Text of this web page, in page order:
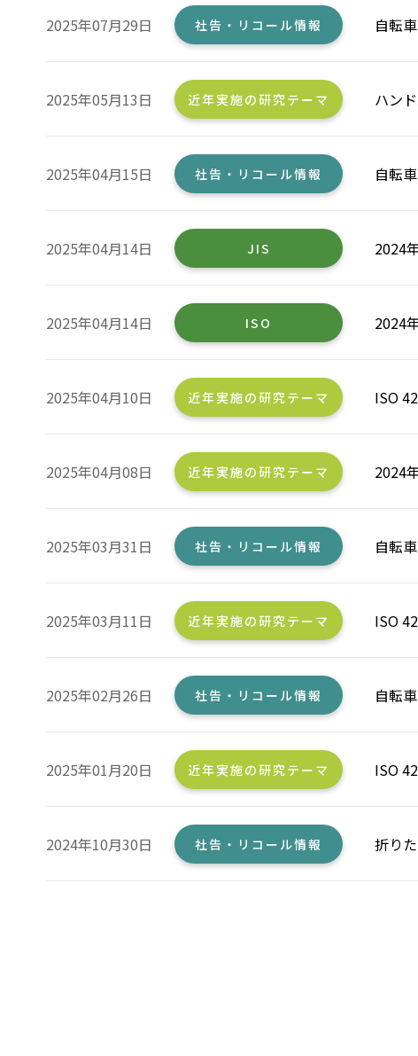
2025年07月29日 社告・リコール情報 自転
2025年05月13日 近年実施の研究テーマ ハン
2025年04月15日 社告・リコール情報 自転
2025年04月14日 JIS 2024
2025年04月14日 ISO 2024
2025年04月10日 近年実施の研究テーマ ISO
2025年04月08日 近年実施の研究テーマ 2024
2025年03月31日 社告・リコール情報 自転
2025年03月11日 近年実施の研究テーマ ISO
2025年02月26日 社告・リコール情報 自転
2025年01月20日 近年実施の研究テーマ ISO
2024年10月30日 社告・リコール情報 折り